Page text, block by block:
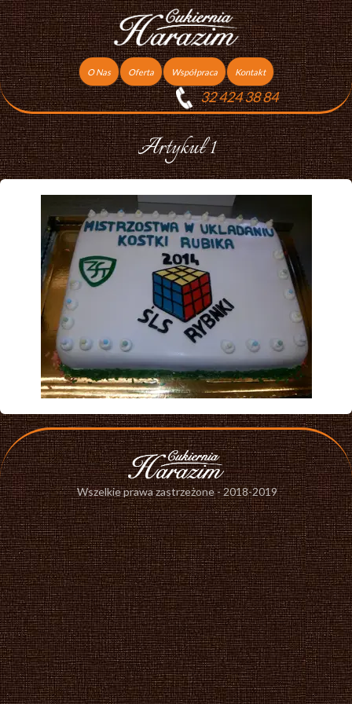
Wszelkie prawa zastrzeżone - 2018-2019
Artykuł 1
O Nas Oferta
Torty
Ciasta
Ciasteczka
Podziękowania dla gości
Współpraca
Praca
Kontakt
32 424 38 84